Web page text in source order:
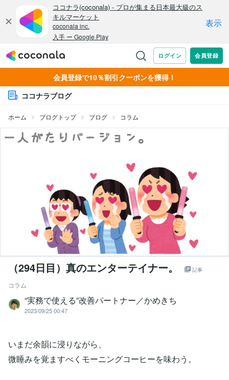
会員登録で10％割引クーポンを獲得！
ココナラブログ
ホーム ブログトップ ブログ コラム
（294日目）真のエンターテイナー。 記事
コラム
“実務で使える”改善パートナー／かめきち
2023/09/25 00:47
いまだ余韻に浸りながら、
微睡みを覚ますべくモーニングコーヒーを味わう。